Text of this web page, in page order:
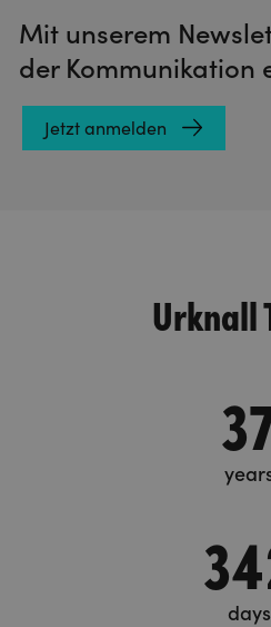
Mit unserem
der Kommunikation
Jetzt anmelden
Urknall
days